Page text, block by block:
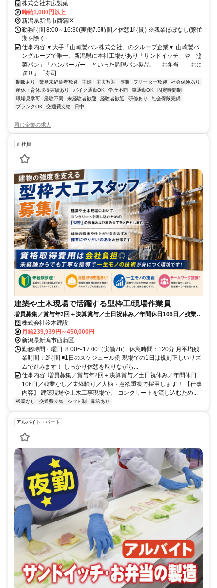
／残業ほぼなし／大手グループ企業
株式会社末広製菓
時給1,080円以上
新潟県新潟市西蒲区
勤務時間 8:00～16:30(実働7.5時間／休憩1時間) ※残業ほぼなし(繁忙
期を除く)
仕事内容 ▼大手「山崎製パン株式会社」のグループ企業▼ 山崎製パ
ングループで唯一、新潟県に本社工場があり「サンドイッチ」や「惣
菜パン」「ハンバーガー」といった調理パン製品、「お弁当」「おに
ぎり」「寿司...
制服あり 業界未経験者歓迎 主婦・主夫歓迎 長期 フリーター歓迎
社会保険あり
産休・育休取得実績あり
バイク通勤OK 学歴不問 車通勤OK
固定時間制
職場見学可
経験不問 未経験者歓迎 経験者歓迎 研修あり
社会保険完備
ブランクOK
交通費支給 日中
同じ企業の求人
正社員
建築や土木現場で活躍する型枠工/現場作業員
増員募集／賞与年2回＋決算賞与／土日祝休み／年間休日106日／残業な
し／未経験可／人柄・意欲重視で採用します！
株式会社鈴木建設
月給239,939円～450,000円
新潟県新潟市西蒲区
勤務時間・曜日: 8:00〜17:00（実働7h） 休憩時間：120分 月平均残
業時間：2時間 ■1日のスケジュール例 現場での1日は規則正しいリズ
ムで進みます！ しっかり休憩を取りながら...
仕事内容: 増員募集／賞与年2回＋決算賞与／土日祝休み／年間休日
106日／残業なし／未経験可／人柄・意欲重視で採用します！ 【仕事
内容】 建築現場や土木工事現場で、 コンクリートを流し込むため...
残業なし 交通費支給 シフト制 昇給あり
アルバイト・パート